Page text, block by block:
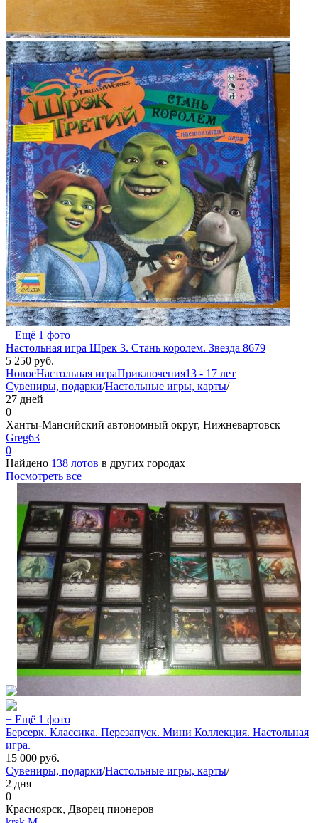
+ Ещё 1 фото
Настольная игра Шрек 3. Стань королем. Звезда 8679
5 250 руб.
НовоеНастольная играПриключения13 - 17 лет
Сувениры, подарки/Настольные игры, карты/
27 дней
0
Ханты-Мансийский автономный округ, Нижневартовск
Greg63
0
Найдено 138 лотов в других городах
Посмотреть все
+ Ещё 1 фото
Берсерк. Классика. Перезапуск. Мини Коллекция. Настольная
игра.
15 000 руб.
Сувениры, подарки/Настольные игры, карты/
2 дня
0
Красноярск, Дворец пионеров